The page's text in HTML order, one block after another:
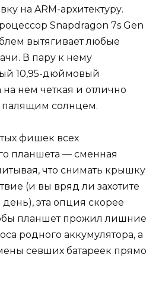
на ARM-архитектуру.
Snapdragon 7s Gen
вытягивает любые
В пару к нему
10,95-дюймовый
нем четкая и отлично
палящим солнцем.
фишек всех
планшета — сменная
что снимать крышку
(и вы вряд ли захотите
эта опция скорее
планшет прожил лишние
родного аккумулятора, а
севших батареек прямо